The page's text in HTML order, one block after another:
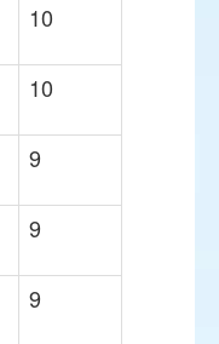
10
10
9
9
9